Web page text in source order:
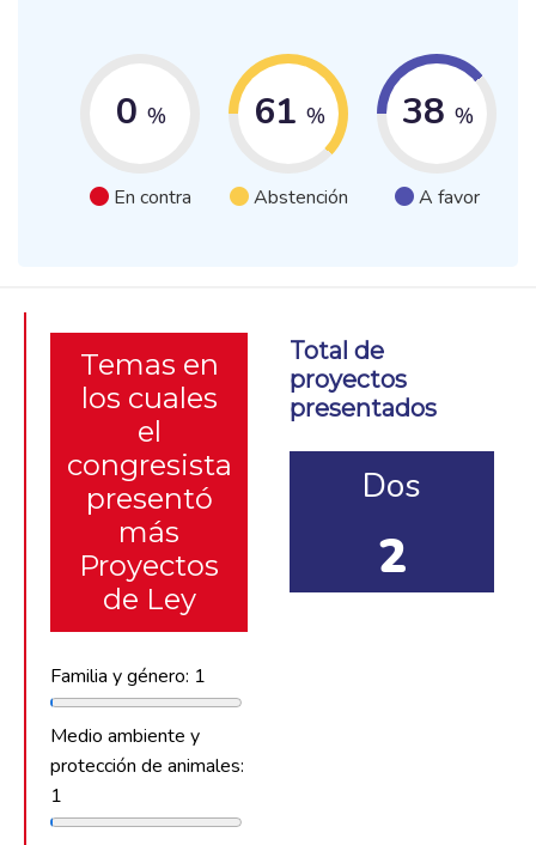
0 %
En contra
61 %
Abstención
38 %
A favor
Temas en
los cuales
el
congresista
presentó
más
Proyectos
de Ley
Familia y género: 1
Medio ambiente y
protección de animales:
1
Total de
proyectos
presentados
Dos
2